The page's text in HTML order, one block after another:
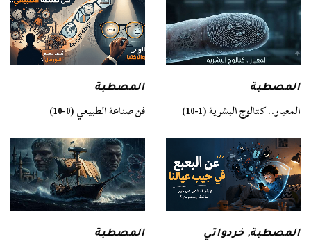
المصطبة
المعيار.. كتالوج البشرية (1-10)
المصطبة
فن صناعة الطبيعي (0-10)
المصطبة,خردواتي المصطبة